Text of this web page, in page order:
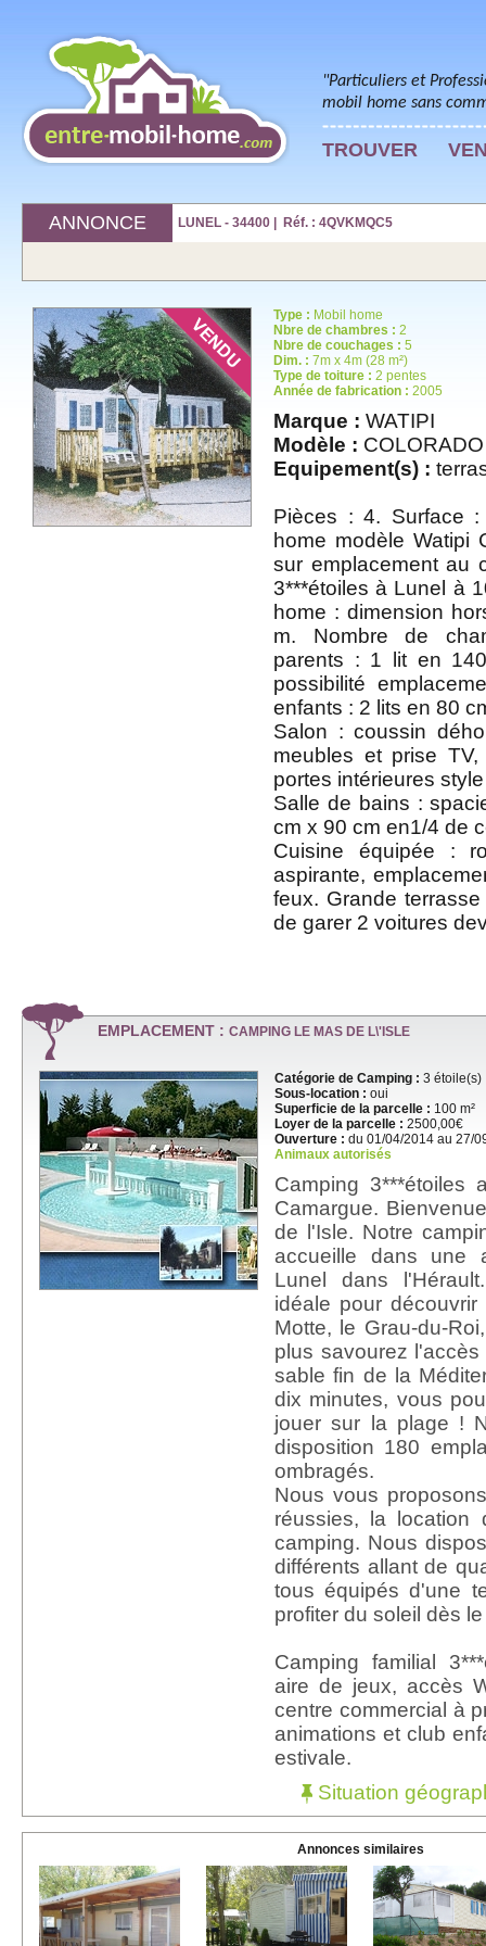
"Particuliers et
mobil home sans
TROUVER
ANNONCE LUNEL - 34400 | Réf. : 4QVKMQC5
Type : Mobil home
Nbre de chambres : 2
Nbre de couchages : 5
Dim. : 7m x 4m (28 m²)
Type de toiture : 2 pentes
Année de fabrication : 2005
Marque : WATIPI
Modèle : COLORADO
Equipement(s) :
Pièces : 4. Surface
home modèle Watipi
sur emplacement au
3***étoiles à Lunel à
home : dimension
m. Nombre de
parents : 1 lit en
possibilité
enfants : 2 lits en 80
Salon : coussin
meubles et prise TV,
portes intérieures
Salle de bains :
cm x 90 cm en1/4 de
Cuisine équipée :
aspirante,
feux. Grande
de garer 2 voitures
EMPLACEMENT : CAMPING LE MAS DE L\'ISLE
Catégorie de Camping : 3 étoile(s)
Sous-location : oui
Superficie de la parcelle : 100 m²
Loyer de la parcelle : 2500,00€
Ouverture : du 01/04/2014 au 27/
Animaux autorisés
Camping 3***étoiles
Camargue.
de l'Isle. Notre
accueille dans une
Lunel dans
idéale pour
Motte, le Grau-du-
plus savourez
sable fin de la
dix minutes, vous
jouer sur la plage !
disposition 180
ombragés.
Nous vous
réussies, la location
camping. Nous
différents allant de
tous équipés d'une
profiter du soleil dès
Camping familial
aire de jeux, accès
centre commercial à
animations et club
estivale.
Situation
Annonces similaires